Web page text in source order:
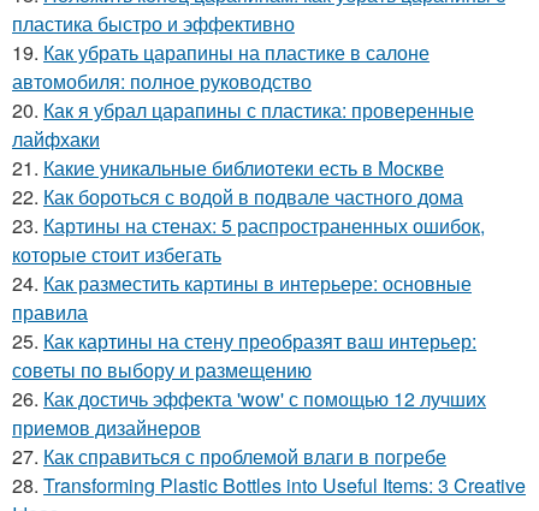
пластика быстро и эффективно
19. Как убрать царапины на пластике в салоне
автомобиля: полное руководство
20. Как я убрал царапины с пластика: проверенные
лайфхаки
21. Какие уникальные библиотеки есть в Москве
22. Как бороться с водой в подвале частного дома
23. Картины на стенах: 5 распространенных ошибок,
которые стоит избегать
24. Как разместить картины в интерьере: основные
правила
25. Как картины на стену преобразят ваш интерьер:
советы по выбору и размещению
26. Как достичь эффекта 'wow' с помощью 12 лучших
приемов дизайнеров
27. Как справиться с проблемой влаги в погребе
28. Transforming Plastic Bottles into Useful Items: 3 Creative